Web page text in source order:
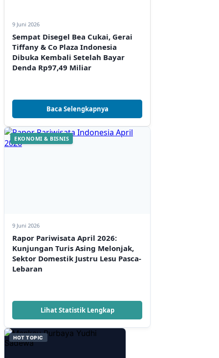
9 Juni 2026
Sempat Disegel Bea Cukai, Gerai
Tiffany & Co Plaza Indonesia
Dibuka Kembali Setelah Bayar
Denda Rp97,49 Miliar
Baca Selengkapnya
EKONOMI & BISNIS
9 Juni 2026
Rapor Pariwisata April 2026:
Kunjungan Turis Asing Melonjak,
Sektor Domestik Justru Lesu Pasca-
Lebaran
Lihat Statistik Lengkap
HOT TOPIC